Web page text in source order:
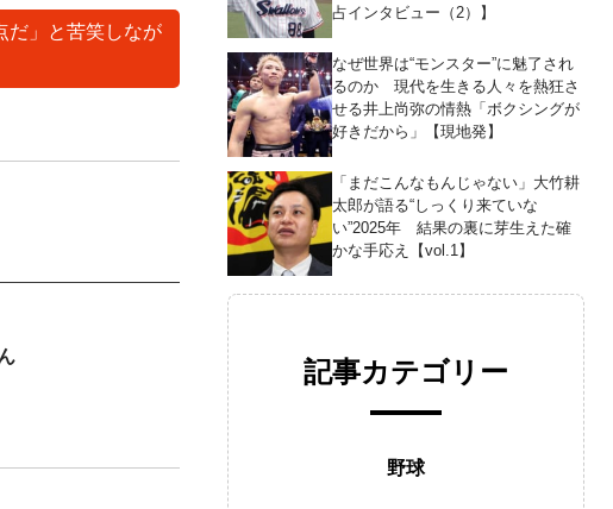
だ」と苦笑しなが
占インタビュー（2）】
なぜ世界は“モンスター”に魅了され
るのか 現代を生きる人々を熱狂さ
せる井上尚弥の情熱「ボクシングが
好きだから」【現地発】
「まだこんなもんじゃない」大竹耕
太郎が語る“しっくり来ていな
い”2025年 結果の裏に芽生えた確
かな手応え【vol.1】
記事カテゴリー
野球